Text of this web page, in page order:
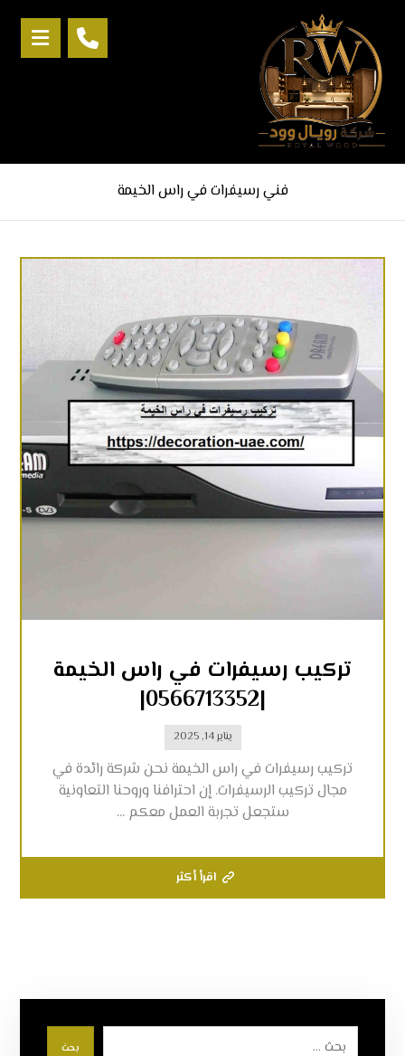
فني رسيفرات في راس الخيمة
تركيب رسيفرات في راس الخيمة
|0566713352|
يناير 14, 2025
تركيب رسيفرات في راس الخيمة نحن شركة رائدة في
مجال تركيب الرسيفرات. إن احترافنا وروحنا التعاونية
ستجعل تجربة العمل معكم ...
اقرأ أكثر
بحث